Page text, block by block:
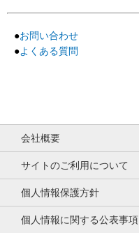
お問い合わせ
よくある質問
会社概要
サイトのご利用について
個人情報保護方針
個人情報に関する公表事項